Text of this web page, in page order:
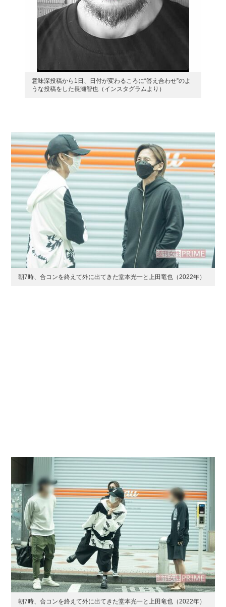
意味深投稿から1日、日付が変わるころに“答え合わせ”のよ
うな投稿をした長瀬智也（インスタグラムより）
朝7時、合コンを終えて外に出てきた堂本光一と上田竜也（2022年）
朝7時、合コンを終えて外に出てきた堂本光一と上田竜也（2022年）